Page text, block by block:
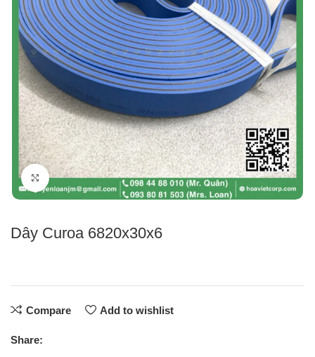
Click to enlarge
Dây Curoa 6820x30x6
Compare Add to wishlist
Share: